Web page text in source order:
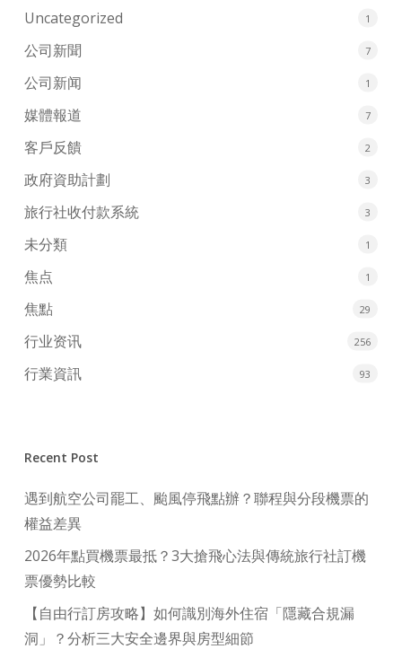
Uncategorized 1
公司新聞 7
公司新闻 1
媒體報道 7
客戶反饋 2
政府資助計劃 3
旅行社收付款系統 3
未分類 1
焦点 1
焦點 29
行业资讯 256
行業資訊 93
Recent Post
遇到航空公司罷工、颱風停飛點辦？聯程與分段機票的
權益差異
2026年點買機票最抵？3大搶飛心法與傳統旅行社訂機
票優勢比較
【自由行訂房攻略】如何識別海外住宿「隱藏合規漏
洞」？分析三大安全邊界與房型細節